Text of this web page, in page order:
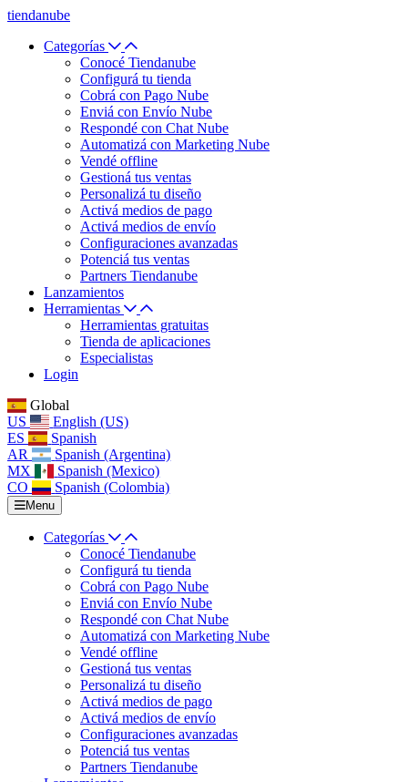
tiendanube
Categorías
Conocé Tiendanube
Configurá tu tienda
Cobrá con Pago Nube
Enviá con Envío Nube
Respondé con Chat Nube
Automatizá con Marketing Nube
Vendé offline
Gestioná tus ventas
Personalizá tu diseño
Activá medios de pago
Activá medios de envío
Configuraciones avanzadas
Potenciá tus ventas
Partners Tiendanube
Lanzamientos
Herramientas
Herramientas gratuitas
Tienda de aplicaciones
Especialistas
Login
Global
US
English (US)
ES
Spanish
AR
Spanish (Argentina)
MX
Spanish (Mexico)
CO
Spanish (Colombia)
Menu
Categorías
Conocé Tiendanube
Configurá tu tienda
Cobrá con Pago Nube
Enviá con Envío Nube
Respondé con Chat Nube
Automatizá con Marketing Nube
Vendé offline
Gestioná tus ventas
Personalizá tu diseño
Activá medios de pago
Activá medios de envío
Configuraciones avanzadas
Potenciá tus ventas
Partners Tiendanube